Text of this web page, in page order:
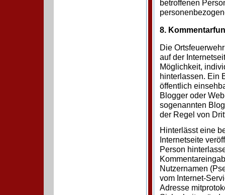
betroffenen
8.
Die
auf der
Möglichkeit,
hinterlassen. Ein
öffentlich
Blogger oder
sogenannten
der Regel von
Hinterlässt eine
Internetseite
Person
Nutzernamen
vom Internet-
Adresse